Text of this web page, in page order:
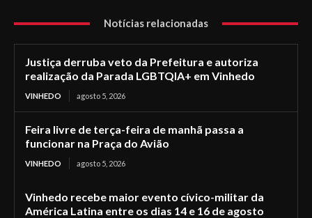
Notícias relacionadas
Justiça derruba veto da Prefeitura e autoriza
realização da Parada LGBTQIA+ em Vinhedo
VINHEDO agosto 5, 2026
Feira livre de terça-feira de manhã passa a
funcionar na Praça do Avião
VINHEDO agosto 5, 2026
Vinhedo recebe maior evento cívico-militar da
América Latina entre os dias 14 e 16 de agosto